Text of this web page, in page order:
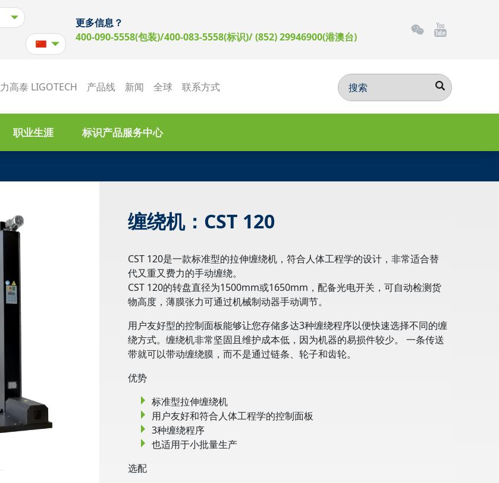
力高泰 LIGOTECH 产品线 新闻 全球 联系方式
更多信息？
400-090-5558(包装)/400-083-5558(标识)/ (852) 29946900(港澳台)
职业生涯 标识产品服务中心
缠绕机：CST 120
CST 120是一款标准型的拉伸缠绕机，符合人体工程学的设计，非常适合替
代又重又费力的手动缠绕。
CST 120的转盘直径为1500mm或1650mm，配备光电开关，可自动检测货
物高度，薄膜张力可通过机械制动器手动调节。
用户友好型的控制面板能够让您存储多达3种缠绕程序以便快速选择不同的缠
绕方式。缠绕机非常坚固且维护成本低，因为机器的易损件较少。 一条传送
带就可以带动缠绕膜，而不是通过链条、轮子和齿轮。
优势
标准型拉伸缠绕机
用户友好和符合人体工程学的控制面板
3种缠绕程序
也适用于小批量生产
选配